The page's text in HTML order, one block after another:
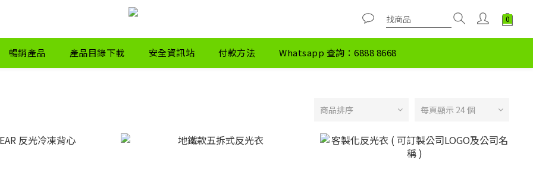
暢銷產品 產品目錄下載 安全資訊站 付款方法 Whatsapp 查詢：6888 8668
商品排序 每頁顯示 24 個